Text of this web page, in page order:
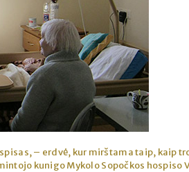
– erdvė, kur mirštama taip, kaip
kunigo Mykolo Sopočkos hospiso